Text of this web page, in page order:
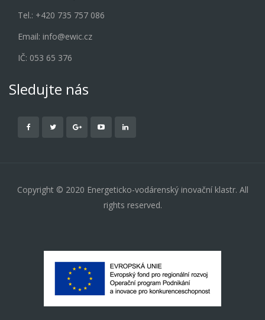
Tel.: +420 735 757 086
Email: info@ewic.cz
IČ: 053 65 376
Sledujte nás
Copyright © 2020 Energeticko-vodárenský inovační klastr. All
rights reserved.